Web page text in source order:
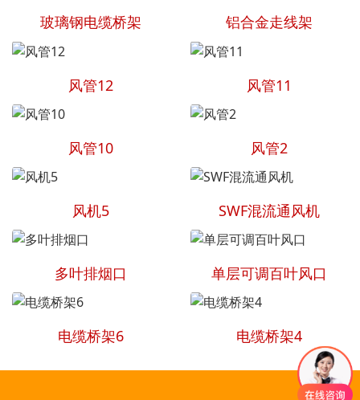
玻璃钢电缆桥架 铝合金走线架
风管12 风管11
风管10 风管2
风机5 SWF混流通风机
多叶排烟口 单层可调百叶风口
电缆桥架6 电缆桥架4